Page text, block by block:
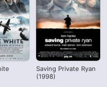
Saving Private Ryan
(1998)